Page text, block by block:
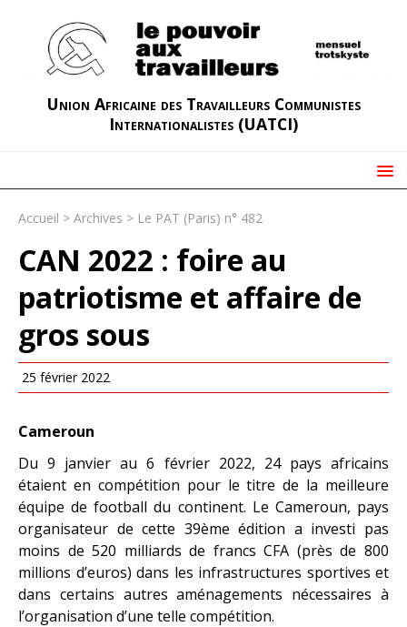
Union Africaine des Travailleurs Communistes
Internationalistes (UATCI)
Accueil > Archives > Le PAT (Paris) n° 482
CAN 2022 : foire au
patriotisme et affaire de
gros sous
25 février 2022
Cameroun
Du 9 janvier au 6 février 2022, 24 pays africains
étaient en compétition pour le titre de la meilleure
équipe de football du continent. Le Cameroun, pays
organisateur de cette 39ème édition a investi pas
moins de 520 milliards de francs CFA (près de 800
millions d’euros) dans les infrastructures sportives et
dans certains autres aménagements nécessaires à
l’organisation d’une telle compétition.